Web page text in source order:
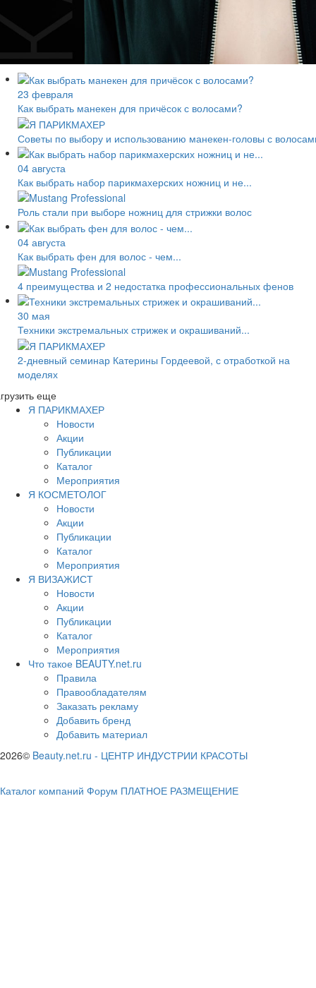
23 февраля
Как выбрать манекен для причёсок с волосами?
Советы по выбору и использованию манекен-головы с
04 августа
Как выбрать набор парикмахерских ножниц и не...
Роль стали при выборе ножниц для стрижки волос
04 августа
Как выбрать фен для волос - чем...
4 преимущества и 2 недостатка профессиональных фенов
30 мая
Техники экстремальных стрижек и окрашиваний...
2-дневный семинар Катерины Гордеевой, с отработкой на
моделях
еще
Я ПАРИКМАХЕР
Новости
Акции
Публикации
Каталог
Мероприятия
Я КОСМЕТОЛОГ
Новости
Акции
Публикации
Каталог
Мероприятия
Я ВИЗАЖИСТ
Новости
Акции
Публикации
Каталог
Мероприятия
Что такое BEAUTY.net.ru
Правила
Правообладателям
Заказать рекламу
Добавить бренд
Добавить материал
2026© Beauty.net.ru - ЦЕНТР ИНДУСТРИИ КРАСОТЫ
Каталог компаний Форум ПЛАТНОЕ РАЗМЕЩЕНИЕ